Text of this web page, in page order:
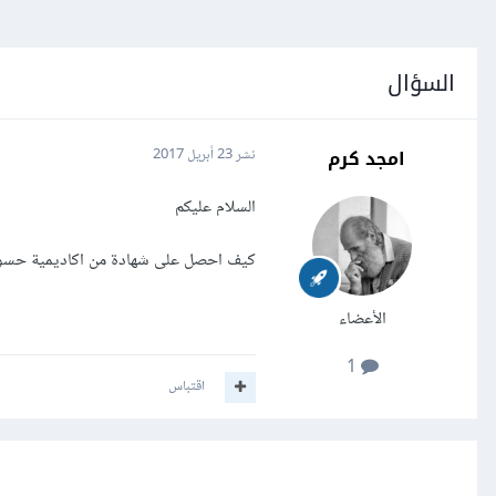
السؤال
امجد كرم
الأعضاء
نشر23 أبريل 2017
السلام عليكم
كيف احصل على شهادة من اكاديمية
اقتباس